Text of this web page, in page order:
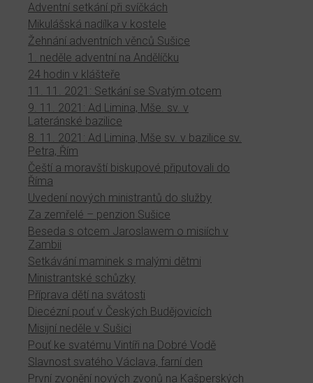
Adventní setkání při svíčkách
Mikulášská nadílka v kostele
Žehnání adventních věnců Sušice
1. neděle adventní na Andělíčku
24 hodin v klášteře
11. 11. 2021: Setkání se Svatým otcem
9. 11. 2021: Ad Limina, Mše. sv. v
Lateránské bazilice
8. 11. 2021: Ad Limina, Mše sv. v bazilice sv.
Petra, Řím
Čeští a moravští biskupové připutovali do
Říma
Uvedení nových ministrantů do služby
Za zemřelé – penzion Sušice
Beseda s otcem Jaroslawem o misiích v
Zambii
Setkávání maminek s malými dětmi
Ministrantské schůzky
Příprava dětí na svátosti
Diecézní pouť v Českých Budějovicích
Misijní neděle v Sušici
Pouť ke svatému Vintíři na Dobré Vodě
Slavnost svatého Václava, farní den
První zvonění nových zvonů na Kašperských